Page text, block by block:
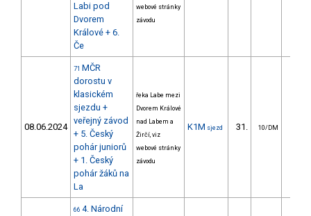
Labi pod
Dvorem
Králové + 6.
Če
webové stránky
závodu
08.06.2024
71 MČR
dorostu v
klasickém
sjezdu +
veřejný závod
+ 5. Český
pohár juniorů
+ 1. Český
pohár žáků na
La
řeka Labe mezi
Dvorem Králové
nad Labem a
Žirčí, viz
webové stránky
závodu
K1M sjezd 31. 10/DM
66 4. Národní